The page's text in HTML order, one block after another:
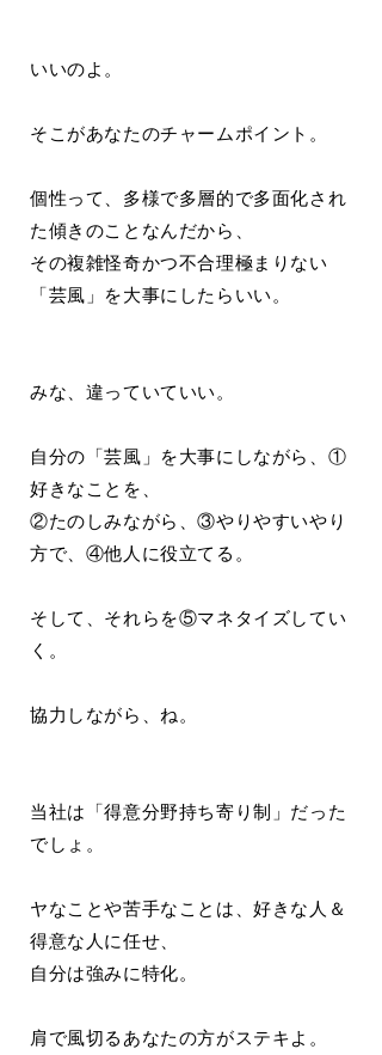
いいのよ。
そこがあなたのチャームポイント。
個性って、多様で多層的で多面化され
た傾きのことなんだから、
その複雑怪奇かつ不合理極まりない
「芸風」を大事にしたらいい。
みな、違っていていい。
自分の「芸風」を大事にしながら、①
好きなことを、
②たのしみながら、③やりやすいやり
方で、④他人に役立てる。
そして、それらを⑤マネタイズしてい
く。
協力しながら、ね。
当社は「得意分野持ち寄り制」だった
でしょ。
ヤなことや苦手なことは、好きな人＆
得意な人に任せ、
自分は強みに特化。
肩で風切るあなたの方がステキよ。